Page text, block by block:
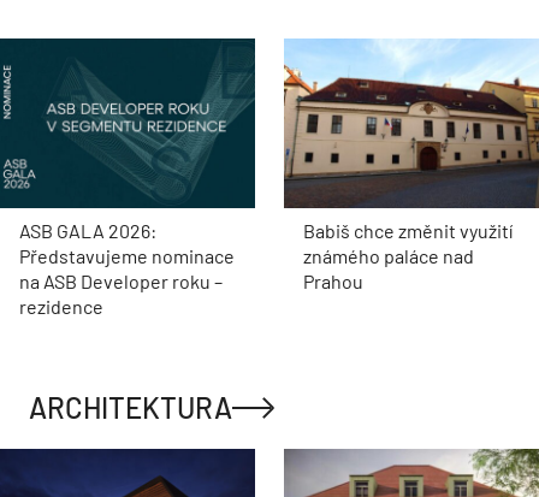
ASB GALA 2026:
Představujeme nominace
na ASB Developer roku –
rezidence
Babiš chce změnit využití
známého paláce nad
Prahou
ARCHITEKTURA